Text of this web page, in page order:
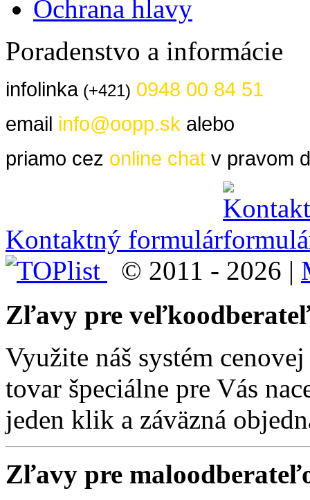
Ochrana hlavy
Poradenstvo a informácie
infolinka(+421) 0948 00 84 51
email info@oopp.sk alebo
priamo cez online chat v pravom
Kontaktný formulár
© 2011 - 2026 |
Zľavy pre
Využite náš systém
tovar špeciálne pre Vás
jeden klik a záväzná
Zľavy pre